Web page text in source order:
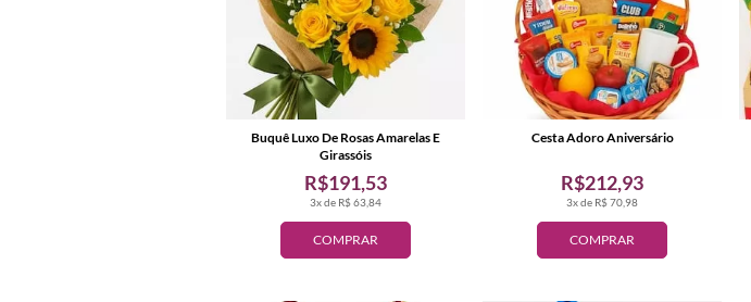
COMPRAR
3x de R$ 63,84
R$191,53
Buquê Luxo De Rosas Amarelas E
Girassóis
COMPRAR
3x de R$ 70,98
R$212,93
Cesta Adoro Aniversário